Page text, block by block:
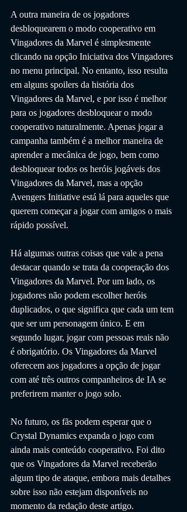
A outra maneira de os jogadores
desbloquearem o modo cooperativo em
Vingadores da Marvel é simplesmente
clicando na opção Iniciativa dos Vingadores
no menu principal. No entanto, isso resulta
em alguns spoilers da história dos
Vingadores da Marvel, e por isso é melhor
para os jogadores desbloquear o modo
cooperativo naturalmente. Apenas jogar a
campanha também é a melhor maneira de
aprender a mecânica de jogo, bem como
desbloquear todos os heróis jogáveis ​​dos
Vingadores da Marvel, mas a opção
Avengers Initiative está lá para aqueles que
querem começar a jogar com amigos o mais
rápido possível.
Há algumas outras coisas que vale a pena
destacar quando se trata da cooperação dos
Vingadores da Marvel. Por um lado, os
jogadores não podem escolher heróis
duplicados, o que significa que cada um tem
que ser um personagem único. E em
segundo lugar, jogar com pessoas reais não
é obrigatório. Os Vingadores da Marvel
oferecem aos jogadores a opção de jogar
com até três outros companheiros de IA se
preferirem manter o jogo solo.
No futuro, os fãs podem esperar que o
Crystal Dynamics expanda o jogo com
ainda mais conteúdo cooperativo. Foi dito
que os Vingadores da Marvel receberão
algum tipo de ataque, embora mais detalhes
sobre isso não estejam disponíveis no
momento da redação deste artigo.